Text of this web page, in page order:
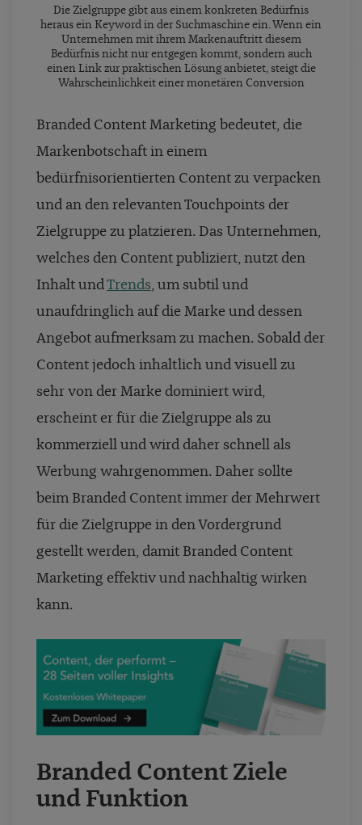
Die Zielgruppe gibt aus einem konkreten Bedürfnis
heraus ein Keyword in der Suchmaschine ein. Wenn ein
Unternehmen mit ihrem Markenauftritt diesem
Bedürfnis nicht nur entgegen kommt, sondern auch
einen Link zur praktischen Lösung anbietet, steigt die
Wahrscheinlichkeit einer monetären Conversion
Branded Content Marketing bedeutet, die
Markenbotschaft in einem
bedürfnisorientierten Content zu verpacken
und an den relevanten Touchpoints der
Zielgruppe zu platzieren. Das Unternehmen,
welches den Content publiziert, nutzt den
Inhalt undTrends, um subtil und
unaufdringlich auf die Marke und dessen
Angebot aufmerksam zu machen. Sobald der
Content jedoch inhaltlich und visuell zu
sehr von der Marke dominiert wird,
erscheint er für die Zielgruppe als zu
kommerziell und wird daher schnell als
Werbung wahrgenommen. Daher sollte
beim Branded Content immer der Mehrwert
für die Zielgruppe in den Vordergrund
gestellt werden, damit Branded Content
Marketing effektiv und nachhaltig wirken
kann.
Branded Content Ziele
und Funktion